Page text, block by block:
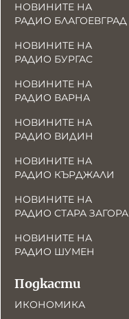
НОВИНИТЕ НА
РАДИО БЛАГОЕВГРАД
НОВИНИТЕ НА
РАДИО БУРГАС
НОВИНИТЕ НА
РАДИО ВАРНА
НОВИНИТЕ НА
РАДИО ВИДИН
НОВИНИТЕ НА
РАДИО КЪРДЖАЛИ
НОВИНИТЕ НА
РАДИО СТАРА ЗАГОРА
НОВИНИТЕ НА
РАДИО ШУМЕН
Подкасти
ИКОНОМИКА